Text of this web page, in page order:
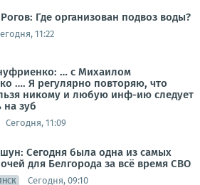
Где организован подвоз воды?
11:22
… с Михаилом
…. Я регулярно повторяю, что
никому и любую инф-ию следует
на зуб
Сегодня, 11:09
Сегодня была одна из самых
для Белгорода за всё время СВО
Сегодня, 09:10